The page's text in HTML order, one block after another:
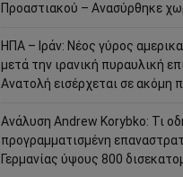
Προαστιακού – Ανασύρθηκε
ΗΠΑ – Ιράν: Νέος γύρος
μετά την ιρανική πυραυλική
Ανατολή εισέρχεται σε ακόμη
Ανάλυση Andrew Korybko: Τι
προγραμματισμένη
Γερμανίας ύψους 800